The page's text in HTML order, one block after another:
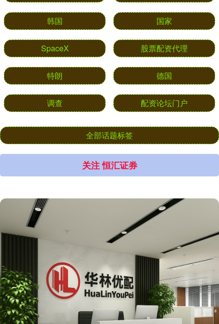
韩国 国家
SpaceX 股票配资代理
特朗 德国
调查 配资论坛门户
全部话题标签
关注 恒汇证券